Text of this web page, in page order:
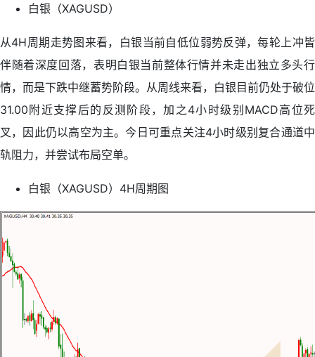
白银（XAGUSD）
从4H周期走势图来看，白银当前自低位弱势反弹，每轮上冲皆
伴随着深度回落，表明白银当前整体行情并未走出独立多头行
情，而是下跌中继蓄势阶段。从周线来看，白银目前仍处于破位
31.00附近支撑后的反测阶段，加之4小时级别MACD高位死
叉，因此仍以高空为主。今日可重点关注4小时级别复合通道中
轨阻力，并尝试布局空单。
白银（XAGUSD）4H周期图